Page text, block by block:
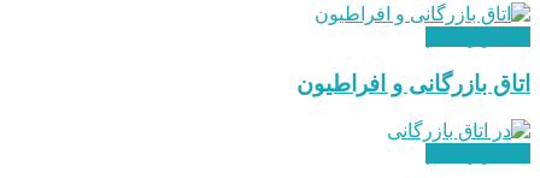
اتاق بازرگانی و افراطیون